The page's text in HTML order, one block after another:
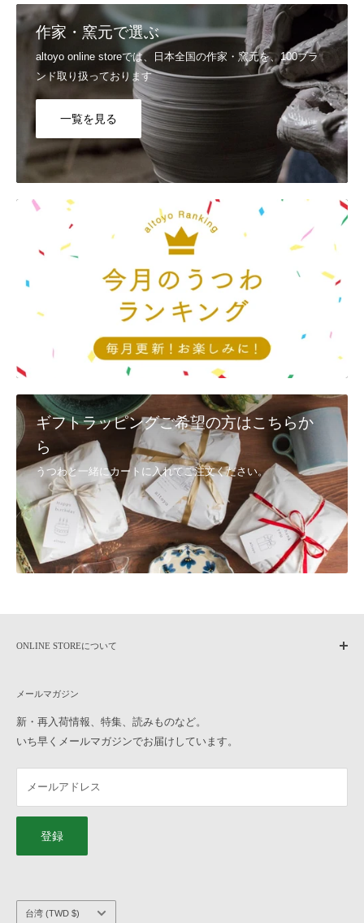
Shop Pay / Google Pay / Apple Pay / PayPal
▼クレジットカード決済
VISA / Mastercard / JCB / American Express / Diners Club
▼電子マネー決済
楽天ペイ / Paypay / メルペイ
詳しくはご利用ガイドの
支払い方法をご覧ください。
Q8, カートに入れたのに買えませんでした。
システムの都合上、「カートに入れる＝在庫を確保」ではございませ
ん。他のお客様が先に注文を完了した場合には、カートに入れていた
としても、完売してしまう場合もございます。ご了承ください。
Q9, 返品・交換は、対応可能でしょうか？
①配送時の破損
②注文と異なる商品・不良品
商品到着後3日以内に、メール又は電話(092-404-0968)で連絡し、 着
・代替品が在庫にある場合は、速やかに交換、発送させていただきま
す。
・在庫切れの商品に関しましては、後日発送、またはご返金とさせて
いただきます。
・メールでのご連絡は、
お問い合わせからお願いいたします。
③お客様のご都合（イメージと異なるなど） お客様のご都合による返
品・交換につきましては、未使用に限りお受けいたします。
商品到着後7日以内に こちらまでご連絡いただいた後、元払いにてご
返送ください。
8日以上過ぎた場合の返品・交換のご要望は、お受けできなくなりま
す。ご了承ください。
いたします。
・一度でもご使用になられた商品
・商品到着後8日以上経過した商品
・お取り置き、ご予約の商品
「ギフトラッピングの色」と「ギフトタグの種類」を選んで、うつわ
と一緒にカートに入れてご注文ください。 ギフトラッピングについ
て、詳しくはこちら
こちらのサービスは承っておりません。ご了承ください。
送信
作家・窯元で選ぶ
altoyo online storeでは、日本全国の作家・窯元を、100ブラ
ンド取り扱っております
一覧を見る
ギフトラッピングご希望の方はこちらか
ら
うつわと一緒にカートに入れてご注文ください。
メールマガジン
新・再入荷情報、特集、読みものなど。
いち早くメールマガジンでお届けしています。
メールアドレス
登録
ONLINE STOREについて
作家もののうつわについて
よくある質問
ご利用ガイド
横浜元町店へのお問い合わせ
特定商取引法に基づく表記
プライバシーポリシー
会社概要
台湾 (TWD $)